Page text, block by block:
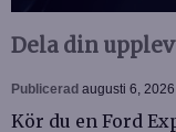
Dela din
Publicerad augusti 6, 2026
Kör du en Ford